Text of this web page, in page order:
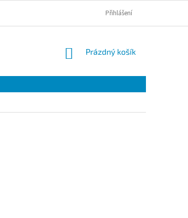
Přihlášení
NÁKUPNÍ
Prázdný košík